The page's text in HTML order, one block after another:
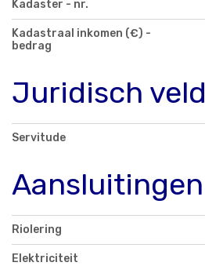
Kadaster - nr.
Kadastraal inkomen (€) -
bedrag
Juridisch veld
Servitude
Aansluitingen
Riolering
Elektriciteit